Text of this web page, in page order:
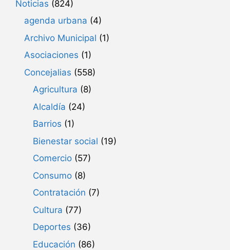
Noticias (824)
agenda urbana (4)
Archivo Municipal (1)
Asociaciones (1)
Concejalias (558)
Agricultura (8)
Alcaldía (24)
Barrios (1)
Bienestar social (19)
Comercio (57)
Consumo (8)
Contratación (7)
Cultura (77)
Deportes (36)
Educación (86)